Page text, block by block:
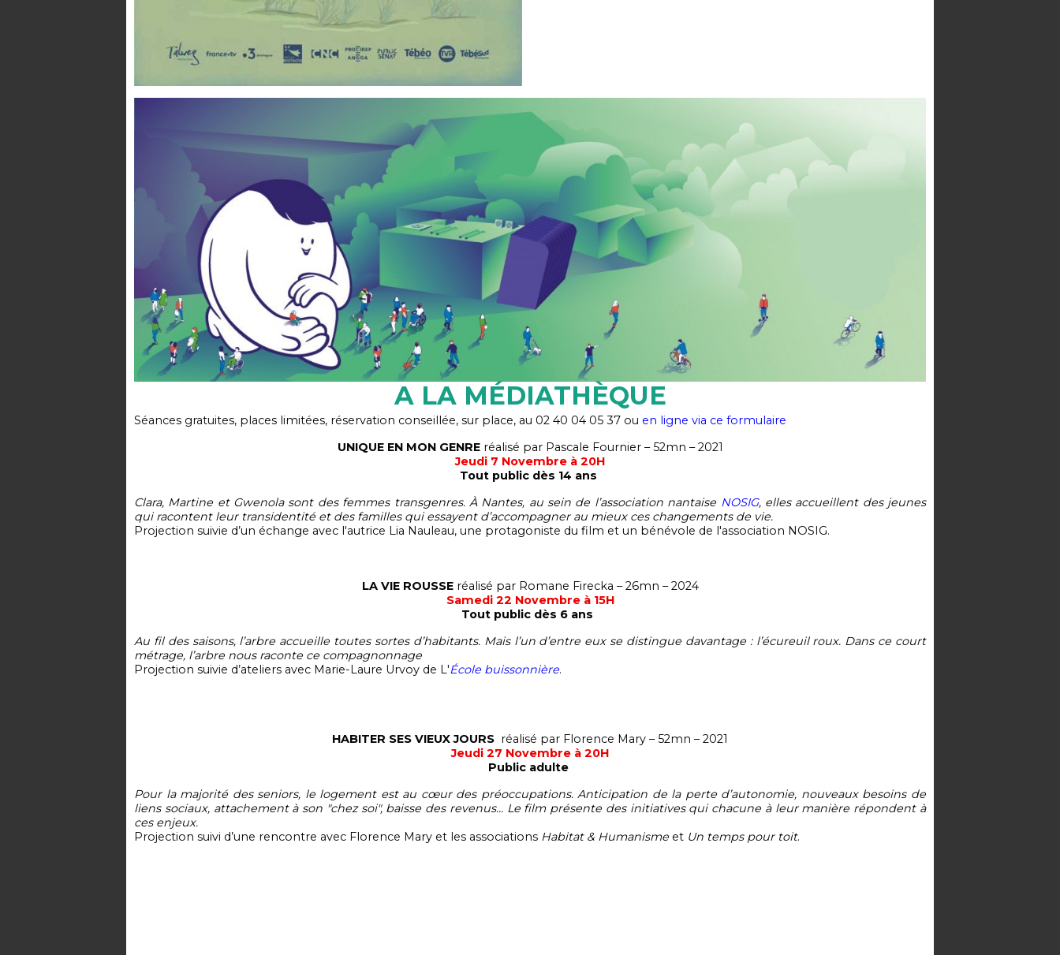
A LA MÉDIATHÈQUE
Séances gratuites, places limitées, réservation conseillée, sur place, au 02 40 04 05 37 ou en ligne via ce formulaire
UNIQUE EN MON GENRE réalisé par Pascale Fournier – 52mn – 2021
Jeudi 7 Novembre à 20H
Tout public dès 14 ans
Clara, Martine et Gwenola sont des femmes transgenres. À Nantes, au sein de l’association nantaise NOSIG, elles accueillent des jeunes
qui racontent leur transidentité et des familles qui essayent d’accompagner au mieux ces changements de vie.
Projection suivie d’un échange avec l'autrice Lia Nauleau, une protagoniste du film et un bénévole de l'association NOSIG.
LA VIE ROUSSE réalisé par Romane Firecka – 26mn – 2024
Samedi 22 Novembre à 15H
Tout public dès 6 ans
Au fil des saisons, l’arbre accueille toutes sortes d’habitants. Mais l’un d’entre eux se distingue davantage : l’écureuil roux. Dans ce court
métrage, l’arbre nous raconte ce compagnonnage
Projection suivie d’ateliers avec Marie-Laure Urvoy de L'École buissonnière.
HABITER SES VIEUX JOURS réalisé par Florence Mary – 52mn – 2021
Jeudi 27 Novembre à 20H
Public adulte
Pour la majorité des seniors, le logement est au cœur des préoccupations. Anticipation de la perte d’autonomie, nouveaux besoins de
liens sociaux, attachement à son "chez soi", baisse des revenus... Le film présente des initiatives qui chacune à leur manière répondent à
ces enjeux.
Projection suivi d’une rencontre avec Florence Mary et les associations Habitat & Humanisme et Un temps pour toit.